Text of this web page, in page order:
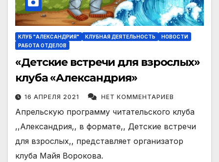
КЛУБ "АЛЕКСАНДРИЯ" КЛУБНАЯ ДЕЯТЕЛЬНОСТЬ
НОВОСТИ
РАБОТА ОТДЕЛОВ
«Детские встречи для взрослых»
клуба «Александрия»
16 АПРЕЛЯ 2021 НЕТ КОММЕНТАРИЕВ
Апрельскую программу читательского клуба
,,Александрия,, в формате,, Детские встречи
для взрослых,, представляет организатор
клуба Майя Ворокова.